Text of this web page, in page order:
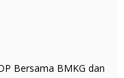
Bersama BMKG dan